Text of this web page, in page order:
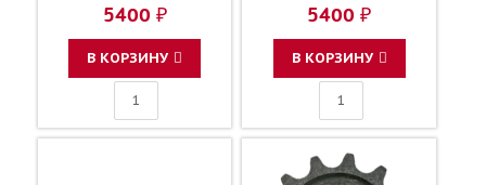
5400 ₽
В КОРЗИНУ
5400 ₽
В КОРЗИНУ